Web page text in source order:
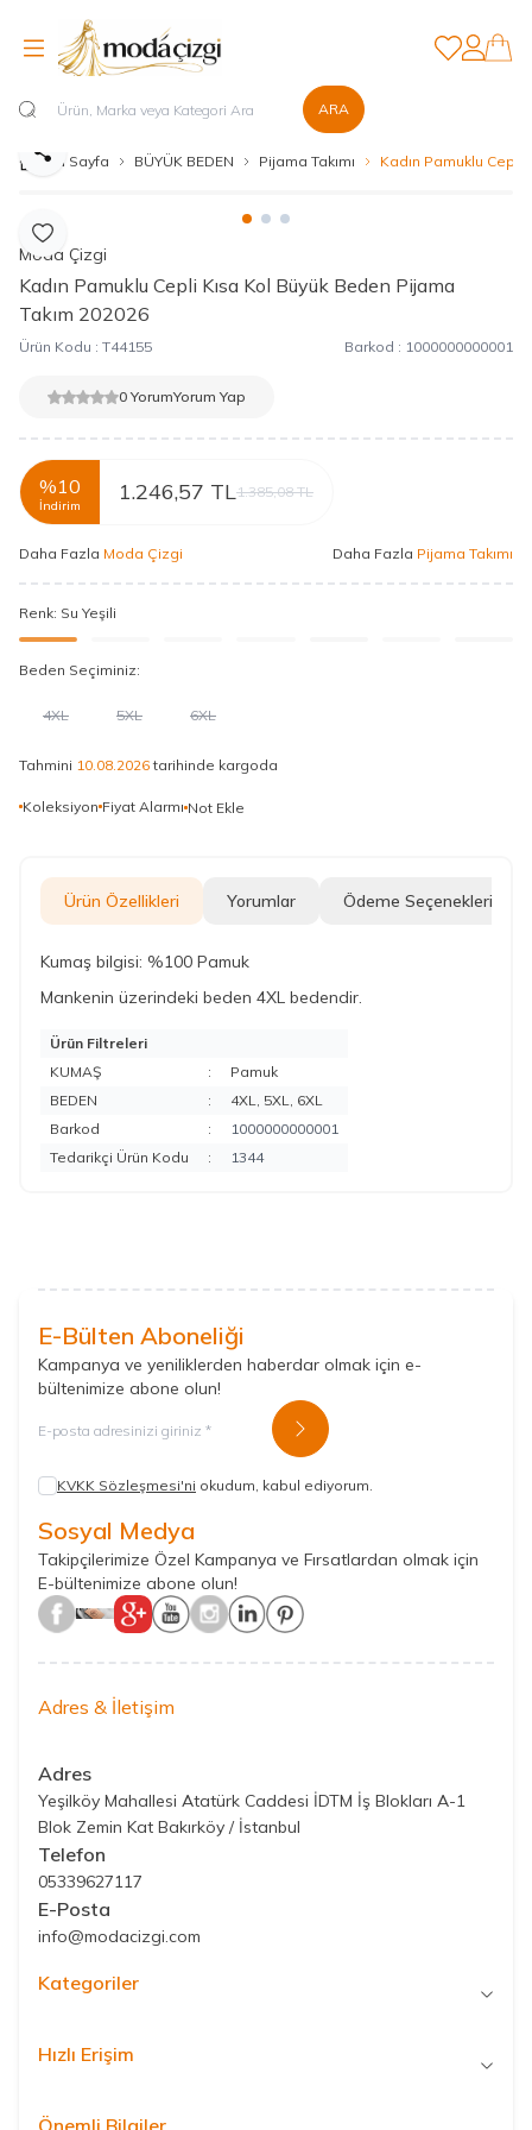
ARA
Hesabım
Favorilerim
Ana Sayfa BÜYÜK BEDEN Pijama Takımı Kadın Pamuklu Cepli
Favoriye Ekle
Paylaş
Moda Çizgi
Kadın Pamuklu Cepli Kısa Kol Büyük Beden Pijama
Takım 202026
Ürün Kodu : T44155 Barkod : 1000000000001
0 YorumYorum Yap
%10
İndirim
1.246,57 TL1.385,08TL
Daha Fazla Moda Çizgi Daha Fazla Pijama Takımı
Renk: Su Yeşili
Beden Seçiminiz:
4XL 5XL 6XL
Tahmini 10.08.2026tarihinde kargoda
Koleksiyon Fiyat Alarmı Not Ekle
Ürün Özellikleri Yorumlar Ödeme Seçenekleri
Kumaş bilgisi: %100 Pamuk
Mankenin üzerindeki beden 4XL bedendir.
Ürün Filtreleri
KUMAŞ
:
Pamuk
BEDEN
:
4XL, 5XL, 6XL
Barkod
:
1000000000001
Tedarikçi Ürün Kodu
: 1344
E-Bülten Aboneliği
Kampanya ve yeniliklerden haberdar olmak için e-
bültenimize abone olun!
Kayıt Ol
KVKK Sözleşmesi'ni okudum, kabul ediyorum.
Sosyal Medya
Takipçilerimize Özel Kampanya ve Fırsatlardan olmak için
E-bültenimize abone olun!
Adres & İletişim
Adres
Yeşilköy Mahallesi Atatürk Caddesi İDTM İş Blokları A-1
Blok Zemin Kat Bakırköy / İstanbul
Telefon
05339627117
E-Posta
info@modacizgi.com
Kategoriler
Hızlı Erişim
Önemli Bilgiler